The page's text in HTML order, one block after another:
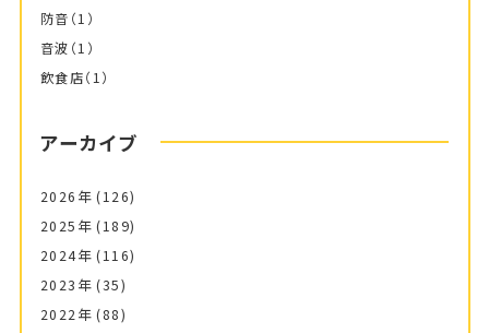
防音 （1）
音波 （1）
飲食店（1）
アーカイブ
2026年 (126)
2025年 (189)
2024年 (116)
2023年 (35)
2022年 (88)